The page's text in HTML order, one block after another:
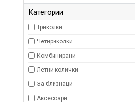
Категории
Триколки
Четириколки
Комбинирани
Летни колички
За близнаци
Аксесоари